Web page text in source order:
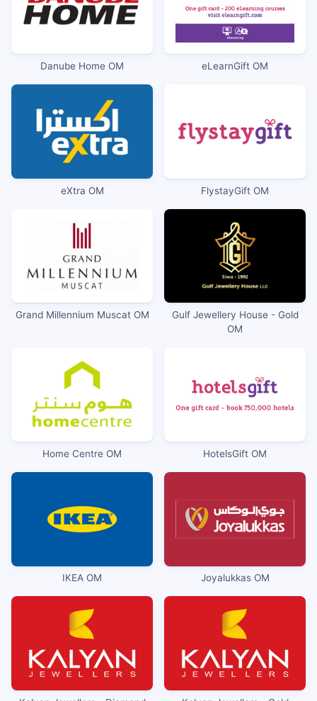
Danube Home OM eLearnGift OM
eXtra OM FlystayGift OM
Grand Millennium Muscat OM
Gulf Jewellery House - Gold
OM
Home Centre OM HotelsGift OM
IKEA OM Joyalukkas OM